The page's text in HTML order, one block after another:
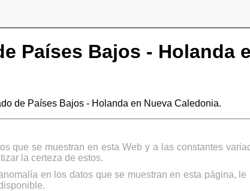
Países Bajos - Holanda
de Países Bajos - Holanda en Nueva Caledonia.
que se muestran en esta Web y a las constantes
la certeza de estos.
en los datos que se muestran en esta página,